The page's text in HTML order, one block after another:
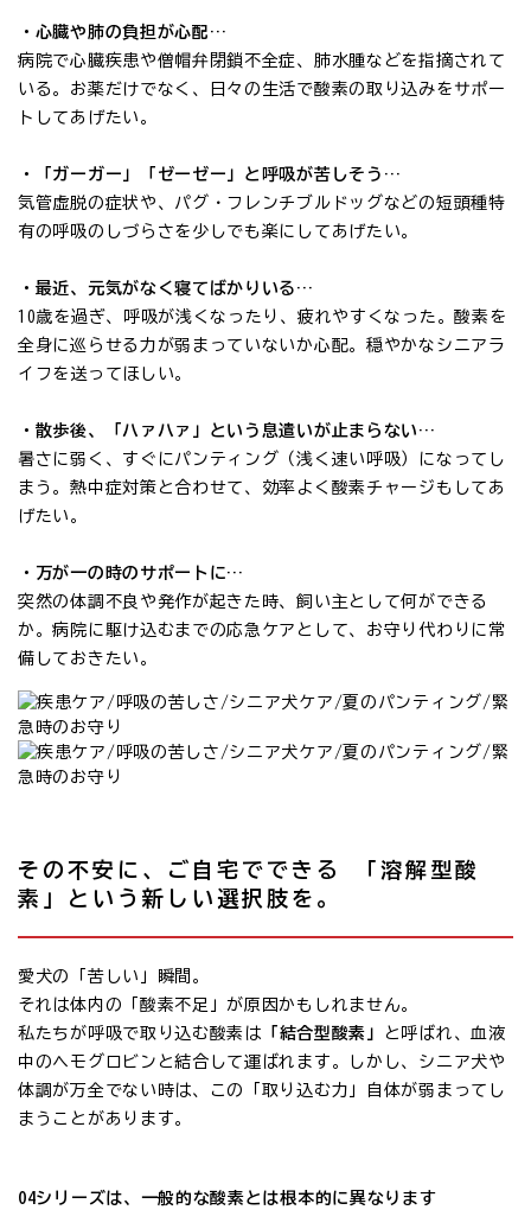
・心臓や肺の負担が心配…
病院で心臓疾患や僧帽弁閉鎖不全症、肺水腫などを指摘されて
いる。お薬だけでなく、日々の生活で酸素の取り込みをサポー
トしてあげたい。
・「ガーガー」「ゼーゼー」と呼吸が苦しそう…
気管虚脱の症状や、パグ・フレンチブルドッグなどの短頭種特
有の呼吸のしづらさを少しでも楽にしてあげたい。
・最近、元気がなく寝てばかりいる…
10歳を過ぎ、呼吸が浅くなったり、疲れやすくなった。酸素を
全身に巡らせる力が弱まっていないか心配。穏やかなシニアラ
イフを送ってほしい。
・散歩後、「ハァハァ」という息遣いが止まらない…
暑さに弱く、すぐにパンティング（浅く速い呼吸）になってし
まう。熱中症対策と合わせて、効率よく酸素チャージもしてあ
げたい。
・万が一の時のサポートに…
突然の体調不良や発作が起きた時、飼い主として何ができる
か。病院に駆け込むまでの応急ケアとして、お守り代わりに常
備しておきたい。
その不安に、ご自宅でできる 「溶解型酸
素」という新しい選択肢を。
愛犬の「苦しい」瞬間。
それは体内の「酸素不足」が原因かもしれません。
私たちが呼吸で取り込む酸素は 「結合型酸素」
と呼ばれ、血液
中のヘモグロビンと結合して運ばれます。しかし、シニア犬や
体調が万全でない時は、この「取り込む力」自体が弱まってし
まうことがあります。
O4シリーズは、一般的な酸素とは根本的に異なります